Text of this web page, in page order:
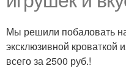
Мы решили побаловать
эксклюзивной кроваткой
всего за 2500 руб.!